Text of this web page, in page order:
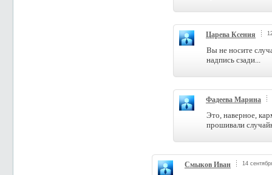
Царева Ксения
Вы не носите
надпись сзади...
Фадеева Марина
Это, наверное,
прошивали
Смыков Иван 14